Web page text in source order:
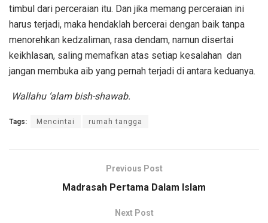
timbul dari perceraian itu. Dan jika memang perceraian ini
harus terjadi, maka hendaklah bercerai dengan baik tanpa
menorehkan kedzaliman, rasa dendam, namun disertai
keikhlasan, saling memafkan atas setiap kesalahan dan
jangan membuka aib yang pernah terjadi di antara keduanya.
Wallahu ‘alam bish-shawab.
Tags: Mencintai rumah tangga
Previous Post
Madrasah Pertama Dalam Islam
Next Post